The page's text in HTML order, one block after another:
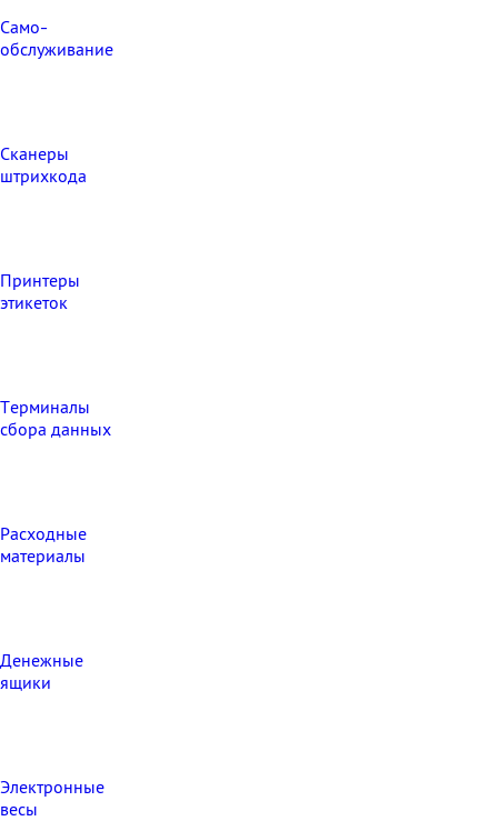
Само-
обслуживание
Сканеры
штрихкода
Принтеры
этикеток
Терминалы
сбора данных
Расходные
материалы
Денежные
ящики
Электронные
весы